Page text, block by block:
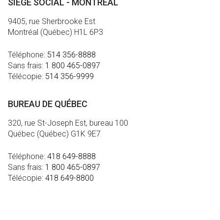
SIÈGE SOCIAL - MONTRÉAL
9405, rue Sherbrooke Est
Montréal (Québec) H1L 6P3
Téléphone: 514 356-8888
Sans frais: 1 800 465-0897
Télécopie: 514 356-9999
BUREAU DE QUÉBEC
320, rue St-Joseph Est, bureau 100
Québec (Québec) G1K 9E7
Téléphone: 418 649-8888
Sans frais: 1 800 465-0897
Télécopie: 418 649-8800